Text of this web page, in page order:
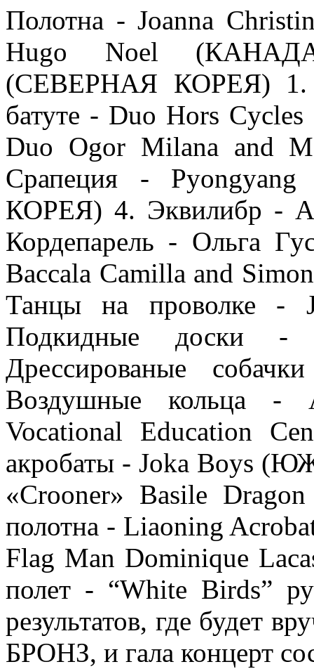
Полотна - Joanna
Hugo Noel
(СЕВЕРНАЯ КОРЕЯ) 1.
батуте - Duo Hors
Duo Ogor Milana and
Срапеция -
КОРЕЯ) 4. Эквилибр -
Кордепарель - Oльга
Baccala Camilla and
Танцы на проволке -
Подкидные доски
Дрессированые
Воздушные кольца -
Vocational Education
акробаты - Joka Boys
«Crooner» Basile
полотна - Liaoning
Flag Man Dominique
полет - “White Birds”
результатов, где будет
БРОНЗ, и гала концерт